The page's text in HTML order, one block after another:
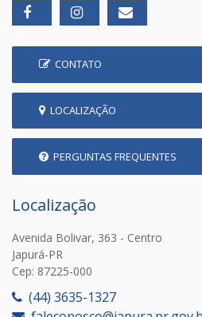
CONTATO
LOCALIZAÇÃO
PERGUNTAS FREQUENTES
Localização
Avenida Bolivar, 363 - Centro
Japurá-PR
Cep: 87225-000
(44) 3635-1327